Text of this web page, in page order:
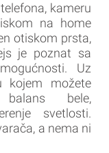
kameru
na home
otiskom prsta,
je poznat sa
Uz
možete
bele,
svetlosti.
a nema ni